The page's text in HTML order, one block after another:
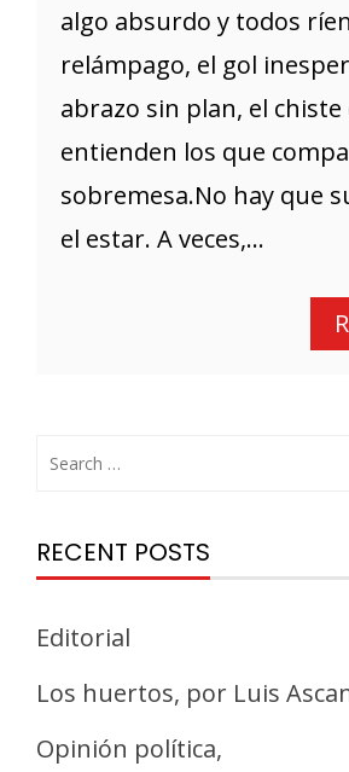
algo absurdo y todos
relámpago, el gol
abrazo sin plan, el chiste
entienden los que
sobremesa.No hay que
el estar. A veces,...
RECENT POSTS
Editorial
Los huertos, por Luis
Opinión política,